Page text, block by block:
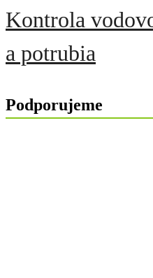
Kontrola
a potrubia
Podporujeme